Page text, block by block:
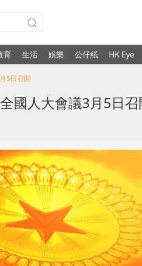
育 生活 娛樂 公仔紙 HK Eye
5日召開
國人大會議3月5日召